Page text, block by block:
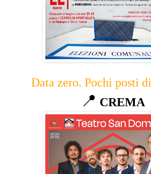
Data zero. Pochi posti
📍 CREMA